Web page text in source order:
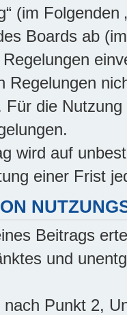
(im
Boards ab
Regelungen
Für die
wird auf
einer Frist
Beitrags
und
Punkt 2,